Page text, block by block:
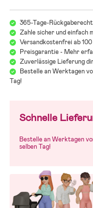
365-Tage-Rückgaberecht
Zahle sicher und einfach
Versandkostenfrei ab
Preisgarantie - Mehr
Zuverlässige Lieferung
Bestelle an Werktagen
Tag!
Schnelle
Bestelle an Werktagen
selben Tag!